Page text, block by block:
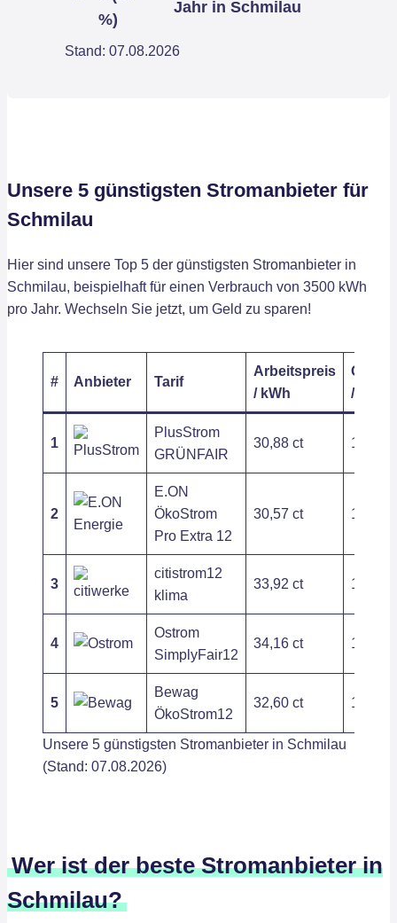
%)
Jahr in Schmilau
Stand: 07.08.2026
Unsere 5 günstigsten Stromanbieter für
Schmilau
Hier sind unsere Top 5 der günstigsten Stromanbieter in
Schmilau, beispielhaft für einen Verbrauch von 3500 kWh
pro Jahr. Wechseln Sie jetzt, um Geld zu sparen!
# Anbieter Tarif
Arbeitspreis
/ kWh
/ Jahr
1
PlusStrom
GRÜNFAIR
30,88 ct 141,55
2
E.ON
ÖkoStrom
Pro Extra 12
30,57 ct 167,85
3
citistrom12
klima
33,92 ct 117,81
4
Ostrom
SimplyFair12
34,16 ct 126,00
5
Bewag
ÖkoStrom12
32,60 ct 130,80
Unsere 5 günstigsten Stromanbieter in Schmilau
(Stand: 07.08.2026)
Wer ist der beste Stromanbieter in
Schmilau?